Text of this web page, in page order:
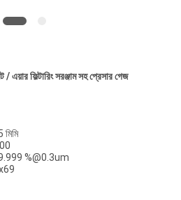
এয়ার ফিল্টারিং সরঞ্জাম সহ প্রেসার গেজ
%@0.3um